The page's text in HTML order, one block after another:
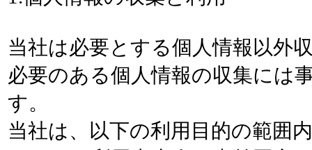
当社は必要とする個人情報以外
必要のある個人情報の収集には
す。
当社は、以下の利用目的の範囲